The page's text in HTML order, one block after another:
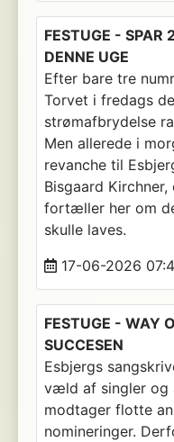
FESTUGE - SPAR
DENNE UGE
Efter bare tre
Torvet i fredags
strømafbrydelse
Men allerede i
revanche til
Bisgaard
fortæller her om
skulle laves.
17-06-2026
FESTUGE - WAY
SUCCESEN
Esbjergs
væld af singler og
modtager flotte
nomineringer.